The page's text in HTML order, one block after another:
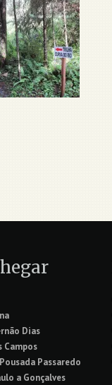
Dias
Campos
Passaredo
a Gonçalves